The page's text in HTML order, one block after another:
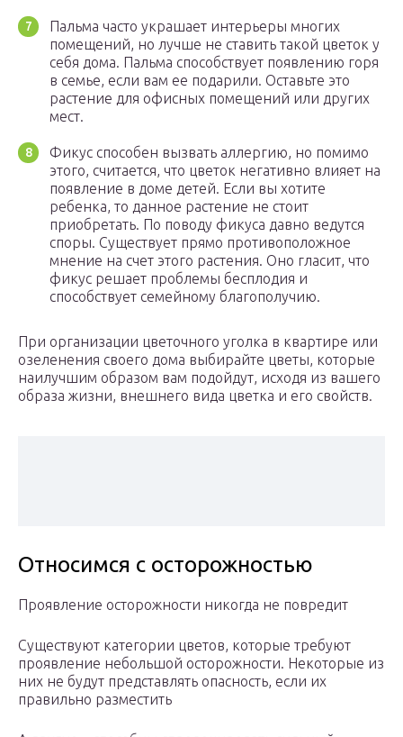
Пальма часто украшает интерьеры многих
помещений, но лучше не ставить такой цветок у
себя дома. Пальма способствует появлению горя
в семье, если вам ее подарили. Оставьте это
растение для офисных помещений или других
мест.
Фикус способен вызвать аллергию, но помимо
этого, считается, что цветок негативно влияет на
появление в доме детей. Если вы хотите
ребенка, то данное растение не стоит
приобретать. По поводу фикуса давно ведутся
споры. Существует прямо противоположное
мнение на счет этого растения. Оно гласит, что
фикус решает проблемы бесплодия и
способствует семейному благополучию.
При организации цветочного уголка в квартире или
озеленения своего дома выбирайте цветы, которые
наилучшим образом вам подойдут, исходя из вашего
образа жизни, внешнего вида цветка и его свойств.
Относимся с осторожностью
Проявление осторожности никогда не повредит
Существуют категории цветов, которые требуют
проявление небольшой осторожности. Некоторые из
них не будут представлять опасность, если их
правильно разместить